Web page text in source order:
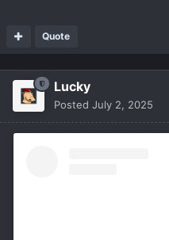
Quote
Lucky
Posted July 2, 2025